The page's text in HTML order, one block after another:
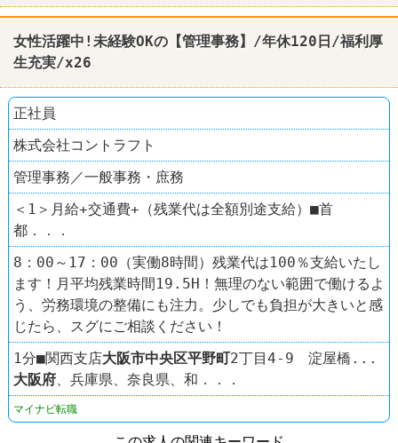
完全週休2日制 転勤なし 上場企業
女性活躍中!未経験OKの【管理事務】/年休120日/福利厚
生充実/x26
正社員
株式会社コントラフト
管理事務／一般事務・庶務
＜1＞月給+交通費+（残業代は全額別途支給）■首
都．．．
8：00～17：00（実働8時間）残業代は100％支給いたし
ます！月平均残業時間19.5H！無理のない範囲で働けるよ
う、労務環境の整備にも注力。少しでも負担が大きいと感
じたら、スグにご相談ください！
1分■関西支店大阪市中央区平野町2丁目4-9 淀屋橋...
大阪府 、兵庫県、奈良県、和．．．
マイナビ転職